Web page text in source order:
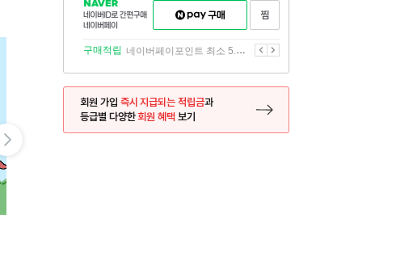
NAVER
네이버
ID로
간편구매
네이버페이
구매하기
이전
구매적립 네이버페이포인트 최소 5.5% 적립 다음
회원 가입 즉시 지급되는 적립금과
등급별 다양한회원 혜택 보기